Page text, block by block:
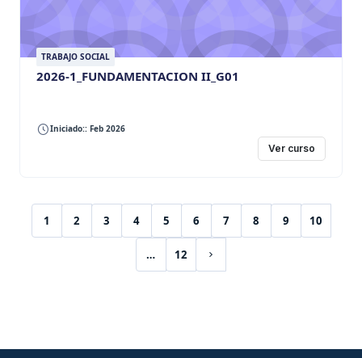
TRABAJO SOCIAL
2026-1_FUNDAMENTACION II_G01
Iniciado:: Feb 2026
Ver curso
1
(current)
2 3 4 5 6 7 8 9 10
… 12